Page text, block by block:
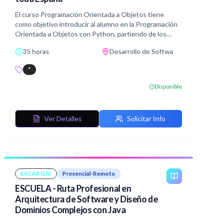
El curso Programación Orientada a Objetos tiene
como objetivo introducir al alumno en la Programación
Orientada a Objetos con Python, partiendo de los
control, funciones y excepciones) hasta la aplicación
de los principios clave de la POO. Se abordan la
creación de clases, uso de métodos y atributos, así
polimorfismo y abstracción. Además, se exploran
modelado UML para desarrollar aplicaciones
organizadas, reutilizables y mantenibles.
35 horas Desarrollo de Softwa
*
Disponible
Ver Detalles Solicitar Info
ESCARQJV Presencial-Remoto
ESCUELA - Ruta Profesional en
Arquitectura de Software y Diseño de
Dominios Complejos con Java